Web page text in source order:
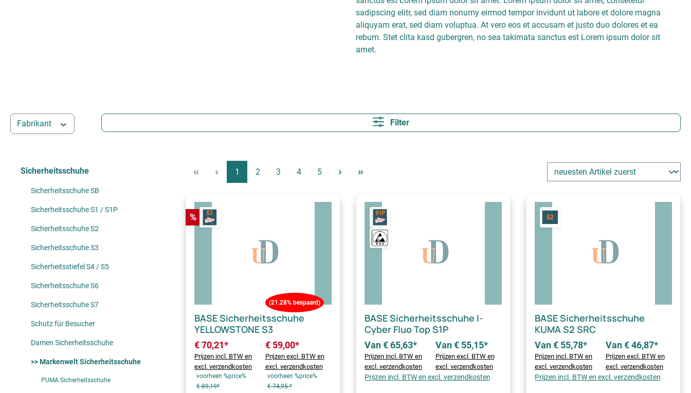
sadipscing elitr, sed diam nonumy eirmod tempor invidunt ut labore et dolore magna
aliquyam erat, sed diam voluptua. At vero eos et accusam et justo duo dolores et ea
rebum. Stet clita kasd gubergren, no sea takimata sanctus est Lorem ipsum dolor sit
amet.
Fabrikant Filter
Sicherheitsschuhe
Sicherheitsschuhe SB
Sicherheitsschuhe S1 / S1P
Sicherheitsschuhe S2
Sicherheitsschuhe S3
Sicherheitsstiefel S4 / S5
Sicherheitsschuhe S6
Sicherheitsschuhe S7
Schutz für Besucher
Damen Sicherheitsschuhe
>> Markenwelt Sicherheitsschuhe
PUMA Sicherheitsschuhe
Pagina
1 Pagina
2 Pagina
3 Pagina
4 Pagina
5
Korting
%
BASE Sicherheitsschuhe
YELLOWSTONE S3
€ 70,21*
Prijzen incl. BTW en
excl. verzendkosten
voorheen %price%
€ 89,19*
(21.28% bespaard)
€ 59,00*
Prijzen excl. BTW en
excl. verzendkosten
voorheen %price%
€ 74,95 *
BASE Sicherheitsschuhe I-
Cyber Fluo Top S1P
Van € 65,63*
Prijzen incl. BTW en
excl. verzendkosten
Van € 55,15*
Prijzen excl. BTW en
excl. verzendkosten
Prijzen incl. BTW en excl. verzendkosten
BASE Sicherheitsschuhe
KUMA S2 SRC
Van € 55,78*
Prijzen incl. BTW en
excl. verzendkosten
Van € 46,87*
Prijzen excl. BTW en
excl. verzendkosten
Prijzen incl. BTW en excl. verzendkosten